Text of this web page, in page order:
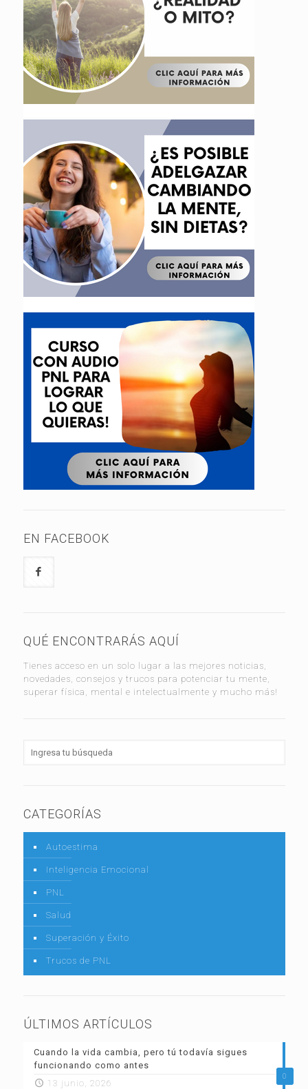
EN FACEBOOK
QUÉ ENCONTRARÁS AQUÍ
Tienes acceso en un solo lugar a las mejores noticias,
novedades, consejos y trucos para potenciar tu mente,
superar física, mental e intelectualmente y mucho más!
CATEGORÍAS
Autoestima
Inteligencia Emocional
PNL
Salud
Superación y Éxito
Trucos de PNL
ÚLTIMOS ARTÍCULOS
0
Cuando la vida cambia, pero tú todavía sigues
funcionando como antes
13 junio, 2026